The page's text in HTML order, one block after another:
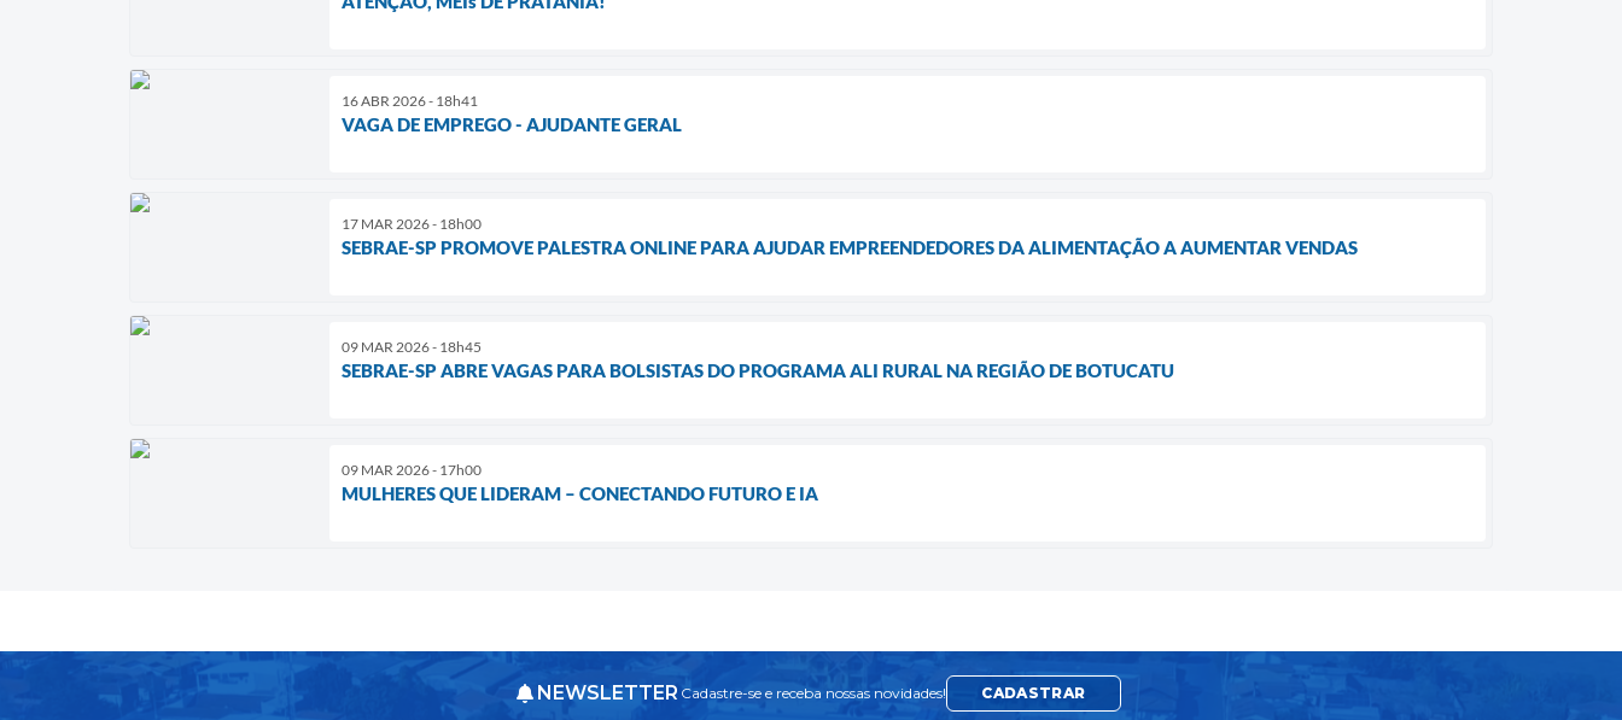
16 ABR 2026 - 18h41
VAGA DE EMPREGO - AJUDANTE GERAL
17 MAR 2026 - 18h00
SEBRAE-SP PROMOVE PALESTRA ONLINE PARA AJUDAR EMPREENDEDORES DA ALIMENTAÇÃO A AUMENTAR VENDAS
09 MAR 2026 - 18h45
SEBRAE-SP ABRE VAGAS PARA BOLSISTAS DO PROGRAMA ALI RURAL NA REGIÃO DE BOTUCATU
09 MAR 2026 - 17h00
MULHERES QUE LIDERAM – CONECTANDO FUTURO E IA
NEWSLETTER Cadastre-se e receba nossas novidades! CADASTRAR